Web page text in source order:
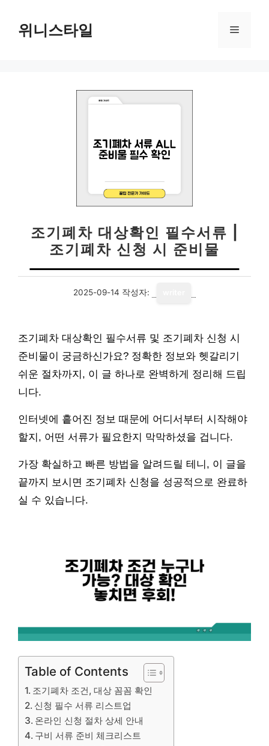
위니스타일 메
조기폐차 대상확인 필수서류 |
조기폐차 신청 시 준비물
2025-09-14 작성자:
조기폐차 대상확인 필수서류 및 조기폐차 신청 시
준비물이 궁금하신가요? 정확한 정보와 헷갈리기
쉬운 절차까지, 이 글 하나로 완벽하게 정리해 드립
니다.
인터넷에 흩어진 정보 때문에 어디서부터 시작해야
할지, 어떤 서류가 필요한지 막막하셨을 겁니다.
가장 확실하고 빠른 방법을 알려드릴 테니, 이 글을
끝까지 보시면 조기폐차 신청을 성공적으로 완료하
실 수 있습니다.
Table of Contents
조기폐차 조건, 대상 꼼꼼 확인
신청 필수 서류 리스트업
온라인 신청 절차 상세 안내
구비 서류 준비 체크리스트